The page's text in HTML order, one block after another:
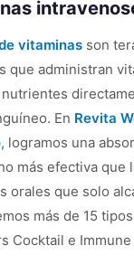
vitaminas son
que administran
En Revita
, logramos una
más efectiva que
orales que solo
más de 15
Cocktail e